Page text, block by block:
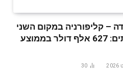
– קליפורניה במקום השני
בערכי ההון העצמי על בתים: 627 אלף דולר בממוצע
30